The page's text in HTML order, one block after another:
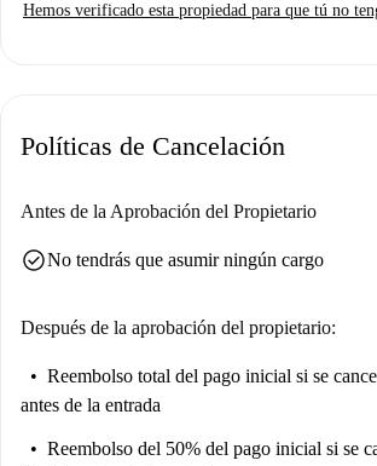
alojamiento ha sido verificado personalmente por
muy cerca. Entre las opciones gastronómicas se
BM.
Hemos verificado esta propiedad para que tú no
Políticas de Cancelación
Antes de la Aprobación del Propietario
check_circleNo tendrás que asumir ningún cargo
Después de la aprobación del propietario:
Reembolso total del pago inicial si se
antes de la entrada
Reembolso del 50% del pago inicial si se